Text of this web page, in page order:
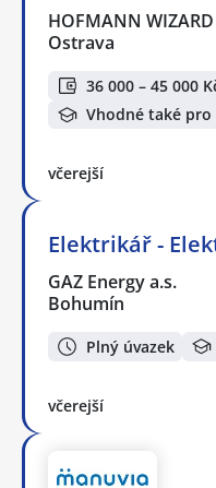
HOFMANN
Ostrava
36 000 – 45 000
Vhodné také
včerejší
Elektrikář -
GAZ Energy a.s.
Bohumín
Plný úvazek
včerejší